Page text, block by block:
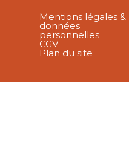
Mentions légales &
données
personnelles
CGV
Plan du site